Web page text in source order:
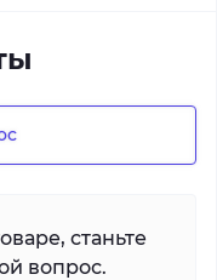
станьте
вопрос.